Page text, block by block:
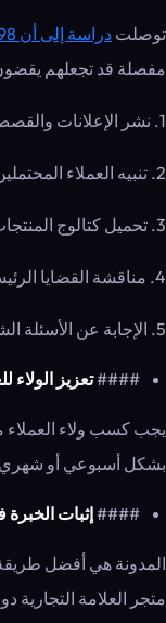
توصلت دراسة إلى أن 98 في المئة
مفصلة قد تجعلهم
1. نشر الإعلانات والقصص لأحدث المنتجات.
2. تنبيه العملاء المحتملين للخصومات الحالية.
3. تحميل كتالوج المنتجات.
4. مناقشة القضايا الرئيسية في صناعة المعتمدة من قبل المتاجر الإلكترونية، وتثقيف العملاء حول سبب أهمية بعض المزايا.
5. الإجابة عن الأسئلة الشائعة حول عملية الشراء.
####تعزيز الولاء
يجب كسب ولاء العملاء
بشكل أسبوعي أو شهري.
#### إثبات
المدونة هي أفضل طريقة
متجر العلامة التجارية